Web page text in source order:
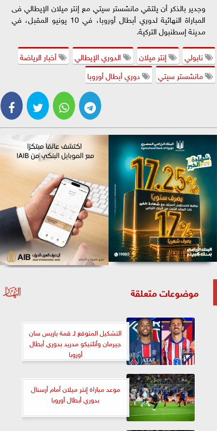
وجدير بالذكر أن يلتقي مانشستر سيتي مع إنتر ميلان الإيطالي فى
المباراة النهائية لدوري أبطال أوروبا، في 10 يونيو المقبل، في
مدينة إسطنبول التركية.
نابولي
إنتر ميلان الدوري الإيطالي
أخبار الرياضة
مانشستر سيتي
دوري أبطال أوروبا
موضوعات متعلقة
التشكيل المتوقع لـ قمة باريس سان
جيرمان وأتلتيكو مدريد بدوري أبطال
أوروبا
موعد مباراة إنتر ميلان أمام أرسنال
بدوري أبطال أوروبا